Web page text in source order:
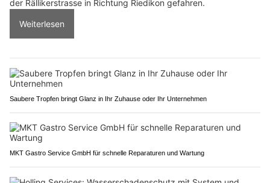
der Rällikerstrasse in Richtung Riedikon gefahren.
Weiterlesen
Saubere Tropfen bringt Glanz in Ihr Zuhause oder Ihr Unternehmen
MKT Gastro Service GmbH für schnelle Reparaturen und Wartung